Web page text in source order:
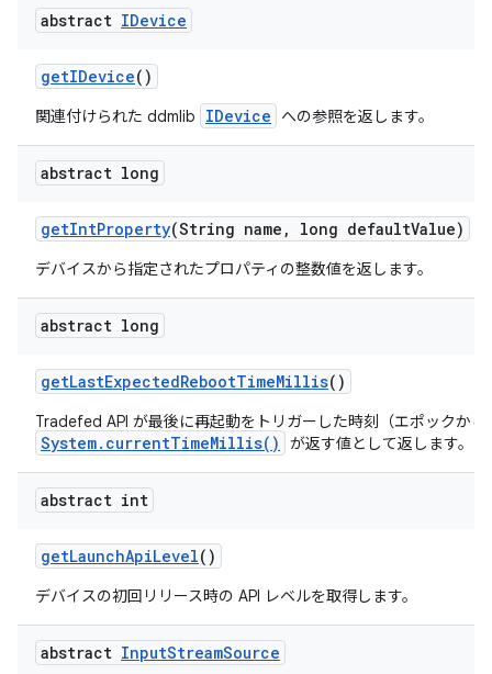
abstract IDevice
getIDevice()
関連付けられた ddmlib IDevice への参照を返します。
abstract long
getIntProperty(String name , long defaultValue)
デバイスから指定されたプロパティの整数値を返します。
abstract long
getLastExpectedRebootTimeMillis()
Tradefed API が最後に再起動をトリガーした時刻（エポックか
System.currentTimeMillis() が返す値として返します。
abstract int
getLaunchApiLevel()
デバイスの初回リリース時の API レベルを取得します。
abstract InputStreamSource